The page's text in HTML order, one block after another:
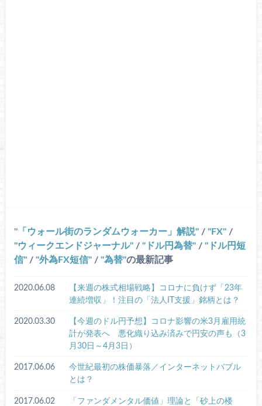
「ウォール街のランダムウォーカー」解説 / FX
/
ウィークエンドジャーナル
/ ドル円為替 /
ドル円短
信
/ 外為FX短信 / 為替 の最新記事
2020.06.08
【来週の株式相場戦略】コロナに負けず「23年
連続増収」！注目の「法人IT支援」銘柄とは？
2020.03.30
【今週のドル円予想】コロナ影響の米3月雇用統
計が発表へ 悪化織り込み済みで円安の声も（3
月30日～4月3日）
2017.06.06
今世紀最初の株価暴落／インターネットバブル
とは？
2017.06.02
「ファンダメンタル価値」理論と「砂上の楼